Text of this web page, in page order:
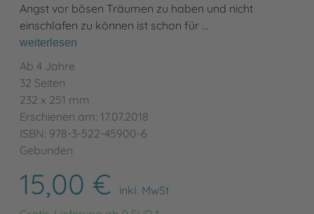
Angst vor bösen Träumen zu haben und nicht
einschlafen zu können ist schon für …
weiterlesen
Ab 4 Jahre
32 Seiten
232 x 251 mm
Erschienen am: 17.07.2018
ISBN: 978-3-522-45900-6
Gebunden
15,00 €
inkl. MwSt